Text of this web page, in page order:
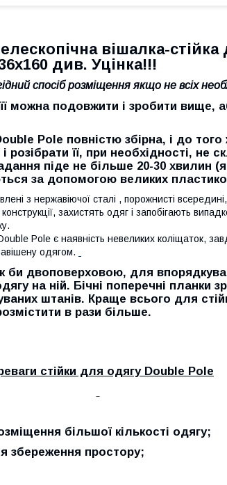
вішалка-
див. Уцінка!!!
спосіб розміщення якщо не всіх
її можна подовжити і зробити
Pole повністю збірна, і до
розібрати її, при необхідності, не
піде не більше 20-30 хвилин
за допомогою великих
з нержавіючої сталі , порожнисті
захистять одяг і запобігають
Pole є наявність невеликих коліщаток,
одягом.
би двоповерховою, для
на ній. Бічні поперечні планки
штанів. Краще всього для
в рази більше.
стійки для одягу Double Pole
більшої кількості одягу;
збереження простору;